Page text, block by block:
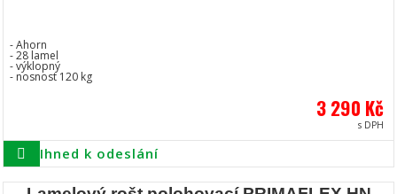
- Ahorn
- 28 lamel
- výklopný
- nosnost 120 kg
3 290 Kč
s DPH
Ihned k odeslání